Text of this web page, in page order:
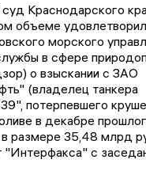
Краснодарского
объеме
морского
в сфере
о взыскании с ЗАО
(владелец танкера
потерпевшего
в декабре
размере 35,48 млрд
"Интерфакса" с